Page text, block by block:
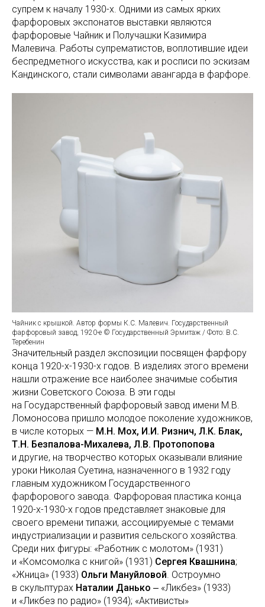
супрем к началу 1930-х. Одними из самых ярких
фарфоровых экспонатов выставки являются
фарфоровые Чайник и Получашки Казимира
Малевича. Работы супрематистов, воплотившие идеи
беспредметного искусства, как и росписи по эскизам
Кандинского, стали символами авангарда в фарфоре.
Чайник с крышкой. Автор формы К.С. Малевич. Государственный
фарфоровый завод, 1920-е © Государственный Эрмитаж / Фото: В.С.
Теребенин
Значительный раздел экспозиции посвящен фарфору
конца 1920-х-1930-х годов. В изделиях этого времени
нашли отражение все наиболее значимые события
жизни Советского Союза. В эти годы
на Государственный фарфоровый завод имени М.В.
Ломоносова пришло молодое поколение художников,
в числе которых — М.Н. Мох, И.И. Ризнич, Л.К. Блак,
Т.Н. Безпалова-Михалева, Л.В. Протопопова
и другие, на творчество которых оказывали влияние
уроки Николая Суетина, назначенного в 1932 году
главным художником Государственного
фарфорового завода. Фарфоровая пластика конца
1920-х-1930-х годов представляет знаковые для
своего времени типажи, ассоциируемые с темами
индустриализации и развития сельского хозяйства.
Среди них фигуры: «Работник с молотом» (1931)
и «Комсомолка с книгой» (1931) Сергея Квашнина;
«Жница» (1933) Ольги Мануйловой. Остроумно
в скульптурах Наталии Данько ‒ «Ликбез» (1933)
и «Ликбез по радио» (1934); «Активисты»